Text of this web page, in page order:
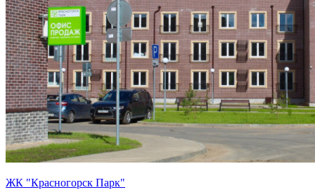
ЖК "Красногорск Парк"